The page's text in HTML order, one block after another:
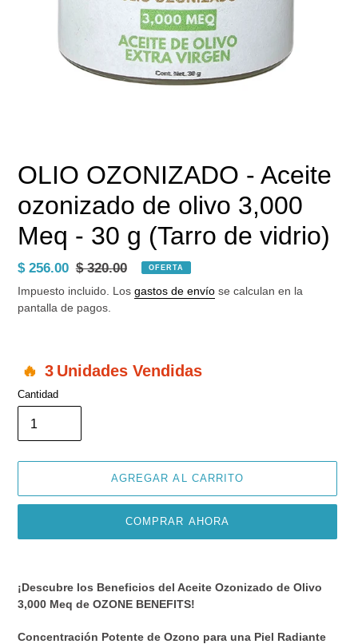
OLIO OZONIZADO - Aceite
ozonizado de olivo 3,000
Meq - 30 g (Tarro de vidrio)
Precio
de
venta
$ 256.00 Precio
habitual
$ 320.00 OFERTA
Impuesto incluido. Los gastos de envío se calculan en la
pantalla de pagos.
3 Unidades Vendidas
Cantidad
AGREGAR AL CARRITO
COMPRAR AHORA
producto
tu
¡Descubre los Beneficios del Aceite Ozonizado de Olivo
3,000 Meq de OZONE BENEFITS!
Concentración Potente de Ozono para una Piel Radiante